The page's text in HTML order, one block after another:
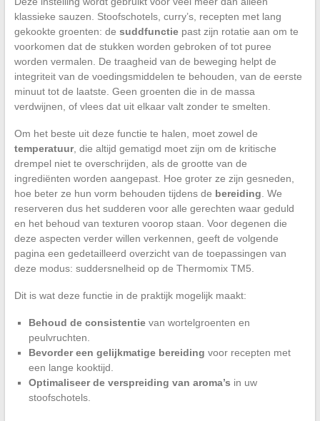
klassieke sauzen. Stoofschotels, curry’s, recepten met lang
gekookte groenten: de suddfunctiepast zijn rotatie aan om te
voorkomen dat de stukken worden gebroken of tot puree
worden vermalen. De traagheid van de beweging helpt de
integriteit van de voedingsmiddelen te behouden, van de eerste
minuut tot de laatste. Geen groenten die in de massa
verdwijnen, of vlees dat uit elkaar valt zonder te smelten.
Om het beste uit deze functie te halen, moet zowel de
temperatuur, die altijd gematigd moet zijn om de kritische
drempel niet te overschrijden, als de grootte van de
ingrediënten worden aangepast. Hoe groter ze zijn gesneden,
hoe beter ze hun vorm behouden tijdens de bereiding . We
reserveren dus het sudderen voor alle gerechten waar geduld
en het behoud van texturen voorop staan. Voor degenen die
deze aspecten verder willen verkennen, geeft de volgende
pagina een gedetailleerd overzicht van de toepassingen van
deze modus: suddersnelheid op de Thermomix TM5.
Dit is wat deze functie in de praktijk mogelijk maakt:
Behoud de consistentievan wortelgroenten en
peulvruchten.
Bevorder een gelijkmatige bereiding voor recepten met
een lange kooktijd.
Optimaliseer de verspreiding van aroma’s in uw
stoofschotels.